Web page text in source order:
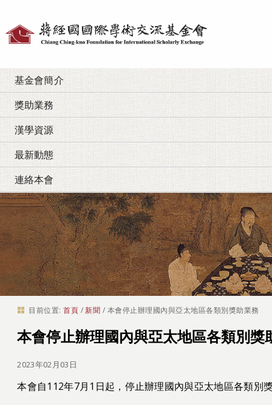
基金會簡介
獎助業務
漢學資源
最新動態
連絡本會
目前位置: 首頁 /新聞 / 本會停止辦理國內與亞太地區各類別獎助業務
本會停止辦理國內與亞太地區各類別獎
2023年02月03日
本會自112年7月1日起，停止辦理國內與亞太地區各類別